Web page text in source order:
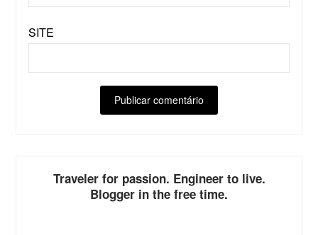
SITE
Traveler for passion. Engineer to live.
Blogger in the free time.